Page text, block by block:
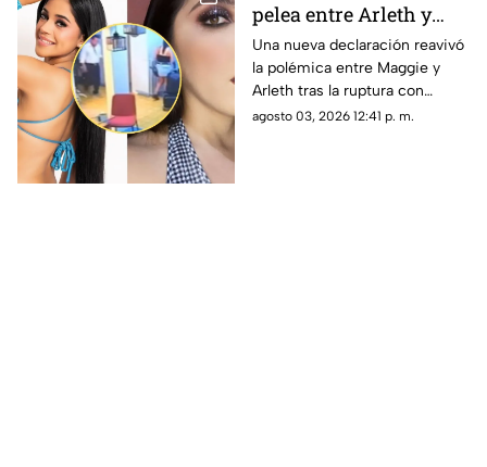
pelea entre Arleth y
Maggie DESTAPA
nuevos secretos entre
ellas; esto dijeron
Una nueva declaración reavivó
la polémica entre Maggie y
Arleth tras la ruptura con
Alfredo “El Pulpo” y un video
agosto 03, 2026 12:41 p. m.